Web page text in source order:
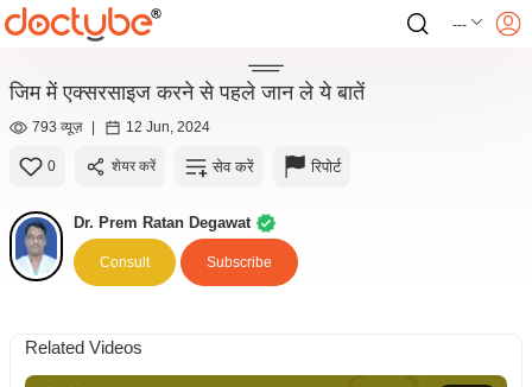
---
जिम में एक्सरसाइज करने से पहले जान ले ये बातें
793 व्यूज़ | 12 Jun, 2024
0 शेयर करें सेव करें रिपोर्ट
Dr. Prem Ratan Degawat
Consult Subscribe
Related Videos